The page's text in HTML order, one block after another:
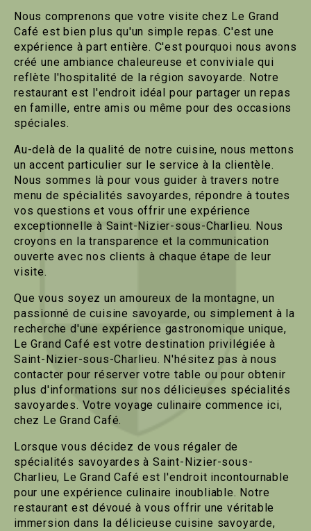
Nous comprenons que votre visite chez Le Grand
Café est bien plus qu'un simple repas. C'est une
expérience à part entière. C'est pourquoi nous avons
créé une ambiance chaleureuse et conviviale qui
reflète l'hospitalité de la région savoyarde. Notre
restaurant est l'endroit idéal pour partager un repas
en famille, entre amis ou même pour des occasions
spéciales.
Au-delà de la qualité de notre cuisine, nous mettons
un accent particulier sur le service à la clientèle.
Nous sommes là pour vous guider à travers notre
menu de spécialités savoyardes, répondre à toutes
vos questions et vous offrir une expérience
exceptionnelle à Saint-Nizier-sous-Charlieu. Nous
croyons en la transparence et la communication
ouverte avec nos clients à chaque étape de leur
visite.
Que vous soyez un amoureux de la montagne, un
passionné de cuisine savoyarde, ou simplement à la
recherche d'une expérience gastronomique unique,
Le Grand Café est votre destination privilégiée à
Saint-Nizier-sous-Charlieu. N'hésitez pas à nous
contacter pour réserver votre table ou pour obtenir
plus d'informations sur nos délicieuses spécialités
savoyardes. Votre voyage culinaire commence ici,
chez Le Grand Café.
Lorsque vous décidez de vous régaler de
spécialités savoyardes à Saint-Nizier-sous-
Charlieu, Le Grand Café est l'endroit incontournable
pour une expérience culinaire inoubliable. Notre
restaurant est dévoué à vous offrir une véritable
immersion dans la délicieuse cuisine savoyarde,